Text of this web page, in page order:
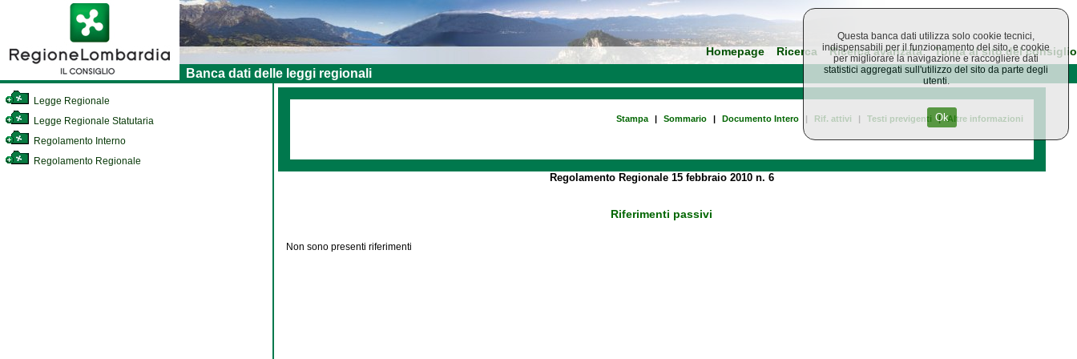
Homepage Ricerca Ricerca avanzata Torna al sito del consiglio
Banca dati delle leggi regionali
Legge Regionale
Legge Regionale Statutaria
Regolamento Interno
Regolamento Regionale
Stampa | Sommario | Documento Intero | Rif. attivi | Testi previgenti | Altre informazioni
Regolamento Regionale 15 febbraio 2010 n. 6
Riferimenti passivi
Non sono presenti riferimenti
Questa banca dati utilizza solo cookie tecnici,
indispensabili per il funzionamento del sito, e cookie
per migliorare la navigazione e raccogliere dati
statistici aggregati sull'utilizzo del sito da parte degli
utenti.
Ok